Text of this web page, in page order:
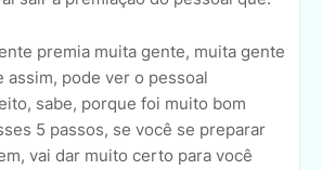
premia muita gente, muita gente
assim, pode ver o pessoal
sabe, porque foi muito bom
5 passos, se você se preparar
vai dar muito certo para você